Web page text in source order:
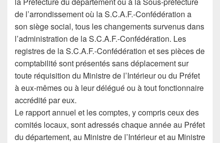
de l’arrondissement où la S.C.A.F.-Confédération a
son siège social, tous les changements survenus dans
l’administration de la S.C.A.F.-Confédération. Les
registres de la S.C.A.F.-Confédération et ses pièces de
comptabilité sont présentés sans déplacement sur
toute réquisition du Ministre de l’Intérieur ou du Préfet
à eux-mêmes ou à leur délégué ou à tout fonctionnaire
accrédité par eux.
Le rapport annuel et les comptes, y compris ceux des
comités locaux, sont adressés chaque année au Préfet
du département, au Ministre de l’Intérieur et au Ministre